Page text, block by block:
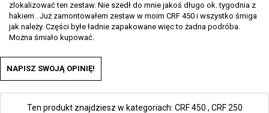
zlokalizować ten zestaw. Nie szedł do mnie jakoś długo ok. tygodnia z
hakiem . Już zamontowałem zestaw w moim CRF 450 i wszystko śmiga
jak należy. Części byłe ładnie zapakowane więc to żadna podróba.
Można śmiało kupować.
NAPISZ SWOJĄ OPINIĘ!
Ten produkt znajdziesz w kategoriach: CRF 450 , CRF 250